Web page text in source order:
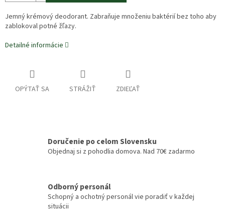
Jemný krémový deodorant. Zabraňuje množeniu baktérií bez toho aby
zablokoval potné žľazy.
Detailné informácie
OPÝTAŤ SA STRÁŽIŤ ZDIEĽAŤ
Doručenie po celom Slovensku
Objednaj si z pohodlia domova. Nad 70€ zadarmo
Odborný personál
Schopný a ochotný personál vie poradiť v každej
situácii